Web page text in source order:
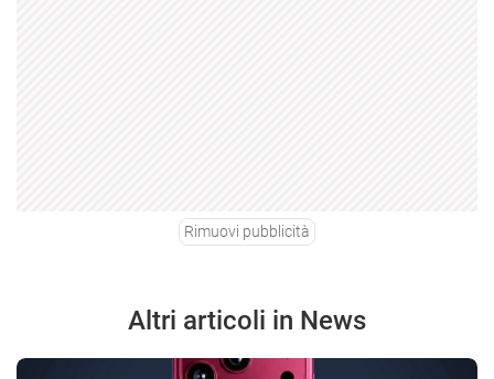
Rimuovi pubblicità
Altri articoli in News